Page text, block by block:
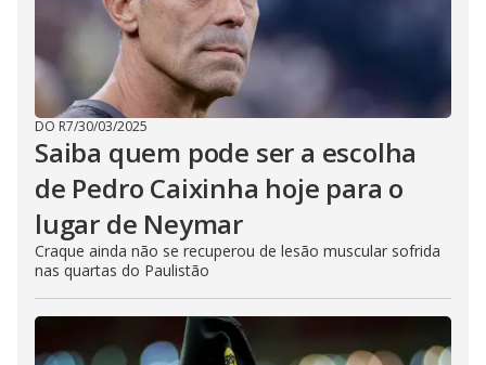
DO R7/30/03/2025
Saiba quem pode ser a escolha
de Pedro Caixinha hoje para o
lugar de Neymar
Craque ainda não se recuperou de lesão muscular sofrida
nas quartas do Paulistão